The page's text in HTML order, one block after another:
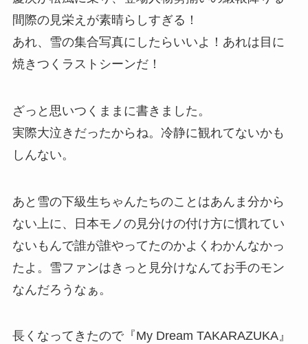
間際の見栄えが素晴らしすぎる！
あれ、雪の集合写真にしたらいいよ！あれは目に
焼きつくラストシーンだ！
ざっと思いつくままに書きました。
実際大泣きだったからね。冷静に観れてないかも
しんない。
あと雪の下級生ちゃんたちのことはあんま分から
ない上に、日本モノの見分けの付け方に慣れてい
ないもんで誰が誰やってたのかよくわかんなかっ
たよ。雪ファンはきっと見分けなんてお手のモン
なんだろうなぁ。
長くなってきたので『My Dream TAKARAZUKA』